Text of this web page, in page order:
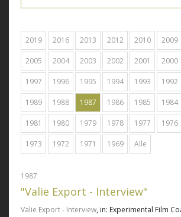
2019 2016 2013 2012 2010 2009
2005 2004 2003 2002 2001 2000
1997 1996 1995 1994 1993 1992
1989 1988 1987 1986 1985 1984
1981 1980 1979 1978 1977 1976
1973 1972 1971 1969 Alle
1987
"Valie Export - Interview"
Valie Export - Interview, in: Experimental Film